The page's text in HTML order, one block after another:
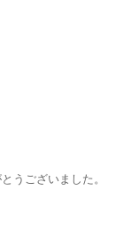
うございました。